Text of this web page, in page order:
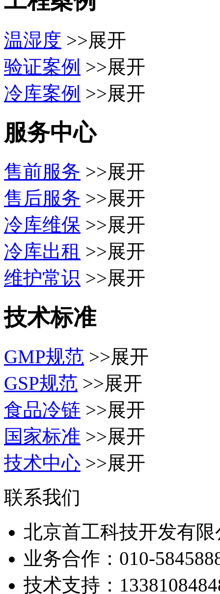
温湿度 >>展开
验证案例 >>展开
冷库案例 >>展开
服务中心
售前服务 >>展开
售后服务 >>展开
冷库维保 >>展开
冷库出租 >>展开
维护常识 >>展开
技术标准
GMP规范 >>展开
GSP规范 >>展开
食品冷链 >>展开
国家标准 >>展开
技术中心 >>展开
联系我们
北京首工科技开发有限
业务合作： 010-
技术支持：